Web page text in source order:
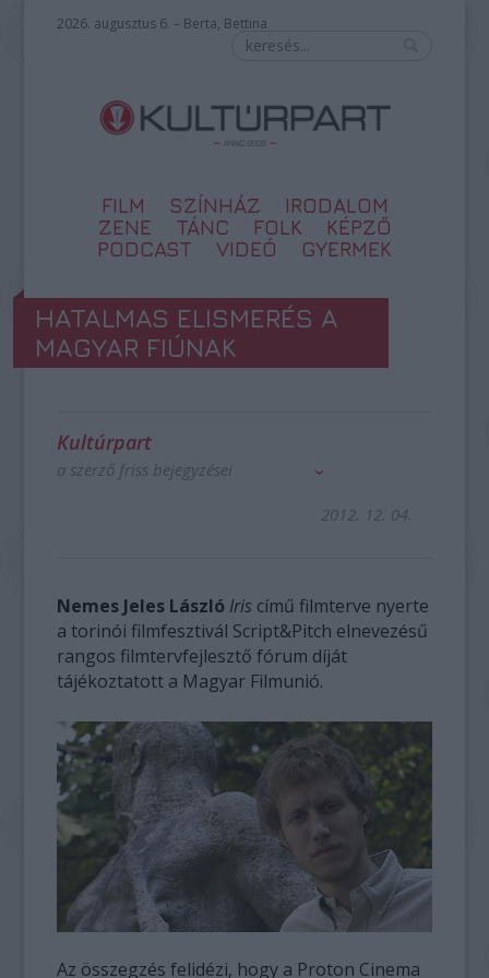
2026. augusztus 6. – Berta, Bettina
FILM SZÍNHÁZ
IRODALOM
ZENE
TÁNC FOLK
KÉPZŐ
PODCAST
VIDEÓ GYERMEK
HATALMAS ELISMERÉS A
MAGYAR FIÚNAK
Kultúrpart
a szerző friss bejegyzései
2012. 12. 04.
Nemes Jeles László Iris című filmterve nyerte
a torinói filmfesztivál Script&Pitch elnevezésű
rangos filmtervfejlesztő fórum díját
tájékoztatott a Magyar Filmunió.
Az összegzés felidézi, hogy a Proton Cinema